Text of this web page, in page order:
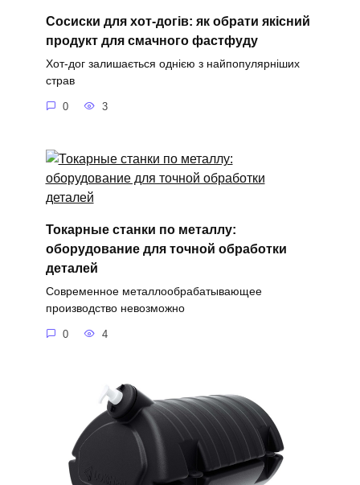
Сосиски для хот-догів: як обрати якісний
продукт для смачного фастфуду
Хот-дог залишається однією з найпопулярніших
страв
0 3
Токарные станки по металлу:
оборудование для точной обработки
деталей
Современное металлообрабатывающее
производство невозможно
0 4